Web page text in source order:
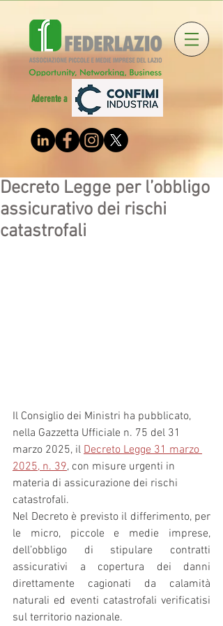
Aderente a
Decreto Legge per l’obbligo
assicurativo dei rischi
catastrofali
Il Consiglio dei Ministri ha pubblicato,
nella Gazzetta Ufficiale n. 75 del 31
marzo 2025, il Decreto Legge 31 marzo
2025, n. 39, con misure urgenti in
materia di assicurazione dei rischi
catastrofali.
Nel Decreto è previsto il differimento, per
le micro, piccole e medie imprese,
dell’obbligo di stipulare contratti
assicurativi a copertura dei danni
direttamente cagionati da calamità
naturali ed eventi catastrofali verificatisi
sul territorio nazionale.